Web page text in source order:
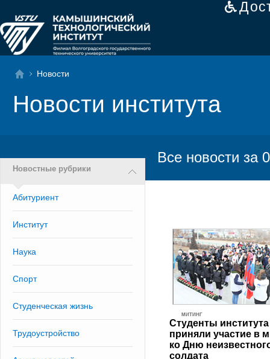
Новости
Новости института
Новостные рубрики
Абитуриент
Институт
Наука
Спорт
Студенческая жизнь
Трудоустройство
Все новости за
МИТИНГ
Студенты института
приняли участие в
ко Дню
солдата